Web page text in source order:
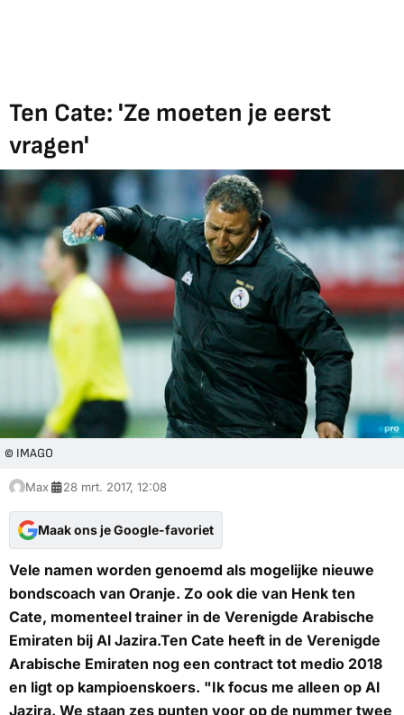
Ten Cate: 'Ze moeten je eerst
vragen'
© IMAGO
Max 28 mrt. 2017, 12:08
Maak ons je Google-favoriet
Vele namen worden genoemd als mogelijke nieuwe
bondscoach van Oranje. Zo ook die van Henk ten
Cate, momenteel trainer in de Verenigde Arabische
Emiraten bij Al Jazira.Ten Cate heeft in de Verenigde
Arabische Emiraten nog een contract tot medio 2018
en ligt op kampioenskoers. "Ik focus me alleen op Al
Jazira. We staan zes punten voor op de nummer twee